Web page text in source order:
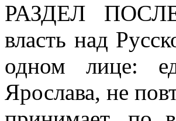
РАЗДЕЛ
власть над
одном лице:
Ярослава, не